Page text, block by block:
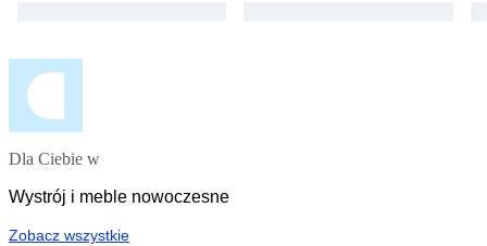
Dla Ciebie w
Wystrój i meble nowoczesne
Zobacz wszystkie